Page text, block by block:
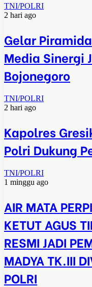
TNI/POLRI
2 hari ago
Gelar
Media Sinergi
Bojonegoro
TNI/POLRI
2 hari ago
Kapolres
Polri Dukung
TNI/POLRI
1 minggu ago
AIR MATA
KETUT AGUS
RESMI JADI
MADYA TK.III
POLRI